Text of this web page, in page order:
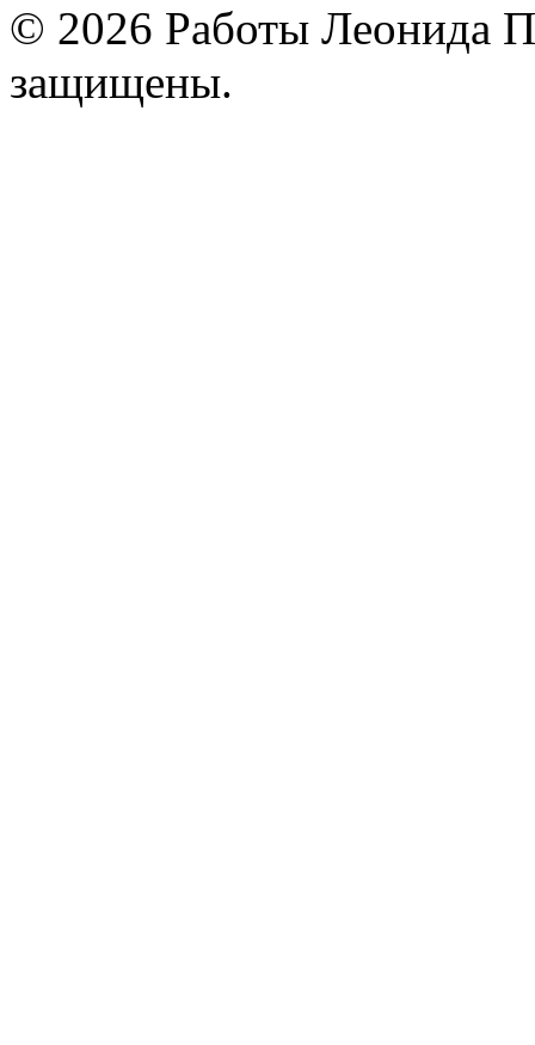
© 2026 Работы Леонида
защищены.